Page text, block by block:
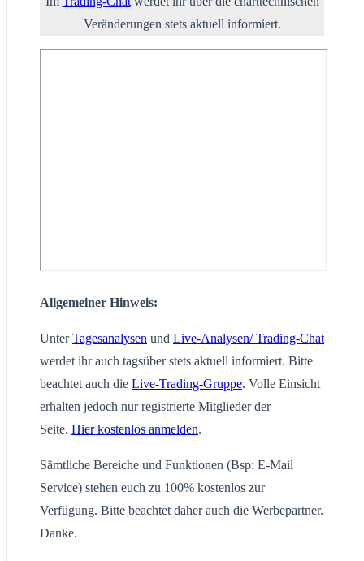
Veränderungen stets aktuell informiert.
Allgemeiner Hinweis:
UnterTagesanalysen und Live-Analysen/ Trading-Chat
werdet ihr auch tagsüber stets aktuell informiert. Bitte
beachtet auch die Live-Trading-Gruppe. Volle Einsicht
erhalten jedoch nur registrierte Mitglieder der
Seite. Hier kostenlos anmelden.
Sämtliche Bereiche und Funktionen (Bsp: E-Mail
Service) stehen euch zu 100% kostenlos zur
Verfügung. Bitte beachtet daher auch die Werbepartner.
Danke.